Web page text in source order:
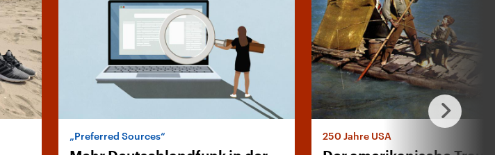
„Preferred Sources“ 250 Jahre USA